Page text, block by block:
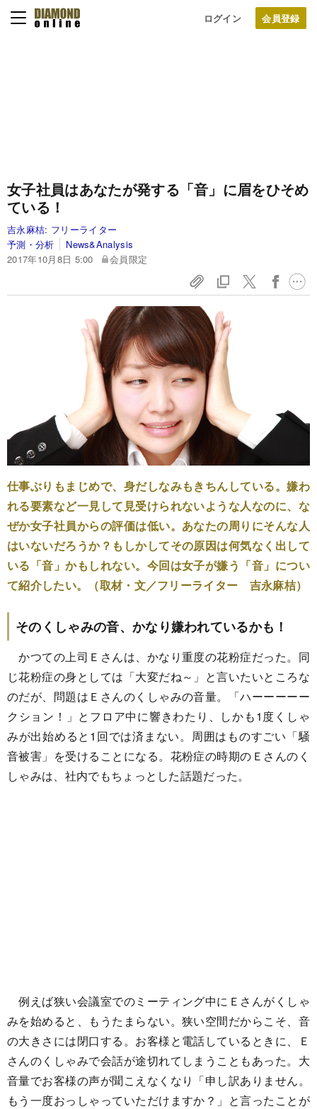
ログイン
女子社員はあなたが発する「音」に眉をひそめ
ている！
吉永麻桔: フリーライター
予測・分析
News&Analysis
2017年10月8日 5:00
会員限定
仕事ぶりもまじめで、身だしなみもきちんしている。嫌わ
れる要素など一見して見受けられないような人なのに、な
ぜか女子社員からの評価は低い。あなたの周りにそんな人
はいないだろうか？もしかしてその原因は何気なく出して
いる「音」かもしれない。今回は女子が嫌う「音」につい
て紹介したい。（取材・文／フリーライター 吉永麻桔）
そのくしゃみの音、かなり嫌われているかも！
かつての上司Ｅさんは、かなり重度の花粉症だった。同
じ花粉症の身としては「大変だね～」と言いたいところな
のだが、問題はＥさんのくしゃみの音量。「ハーーーーー
クション！」とフロア中に響きわたり、しかも1度くしゃ
みが出始めると1回では済まない。周囲はものすごい「騒
音被害」を受けることになる。花粉症の時期のＥさんのく
しゃみは、社内でもちょっとした話題だった。
例えば狭い会議室でのミーティング中にＥさんがくしゃ
みを始めると、もうたまらない。狭い空間だからこそ、音
の大きさには閉口する。お客様と電話しているときに、Ｅ
さんのくしゃみで会話が途切れてしまうこともあった。大
音量でお客様の声が聞こえなくなり「申し訳ありません。
もう一度おっしゃっていただけますか？」と言ったことが